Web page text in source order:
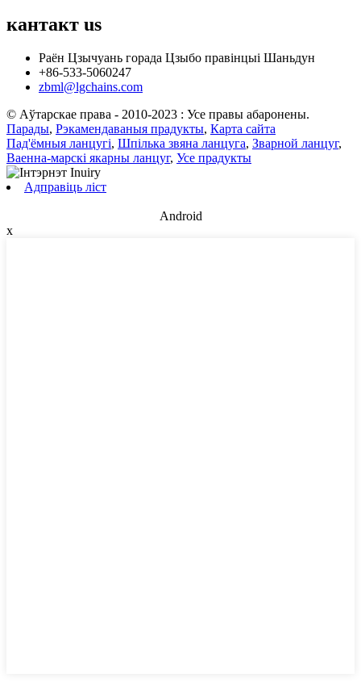
кантакт us
Раён Цзычуань горада Цзыбо правінцыі Шаньдун
+86-533-5060247
zbml@lgchains.com
© Аўтарскае права - 2010-2023 : Усе правы абаронены.
Парады, Рэкамендаваныя прадукты, Карта сайта
Пад'ёмныя ланцугі, Шпілька звяна ланцуга, Зварной ланцуг,
Ваенна-марскі якарны ланцуг, Усе прадукты
Адправіць ліст
Android
x